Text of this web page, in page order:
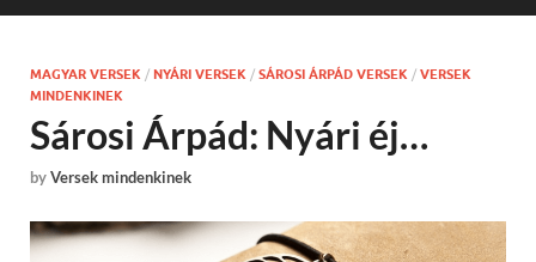
MAGYAR VERSEK / NYÁRI VERSEK / SÁROSI ÁRPÁD VERSEK / VERSEK
MINDENKINEK
Sárosi Árpád: Nyári éj…
byVersek mindenkinek